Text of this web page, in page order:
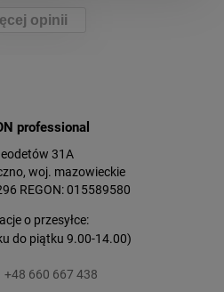
opinii
professional
31A
woj. mazowieckie
REGON: 015589580
o przesyłce:
do piątku 9.00-14.00)
+48 660 667 438